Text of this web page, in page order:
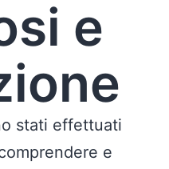
e
stati effettuati
e